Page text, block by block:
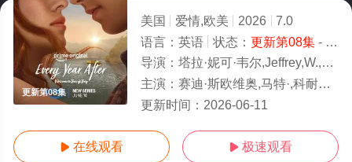
更新第08集
美国 爱情,欧美 2026
7.0
语言： 英语 状态： 更新第08集- 免费在线观看
导演： 塔拉·妮可·韦尔,Jeffrey,W.,Byrd,吉莉安·罗伯斯比尔
主演： 赛迪·斯欧维奥,马特·,科耐特,奥罗拉·佩里诺,阿比盖尔·F·考恩,迈克尔·布拉德韦,Joseph,Chiu,伊丽莎
更新时间： 2026-06-11
 在线观看  极速观看